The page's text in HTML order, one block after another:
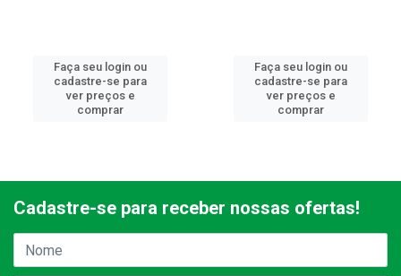
Faça seu login ou
cadastre-se para
ver preços e
comprar
Faça seu login ou
cadastre-se para
ver preços e
comprar
Cadastre-se para receber nossas ofertas!